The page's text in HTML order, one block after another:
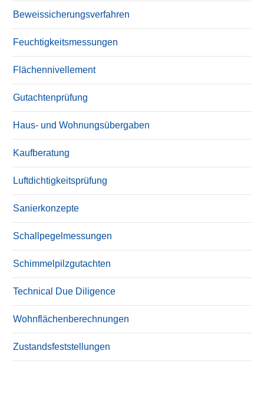
Beweissicherungsverfahren
Feuchtigkeitsmessungen
Flächennivellement
Gutachtenprüfung
Haus- und Wohnungsübergaben
Kaufberatung
Luftdichtigkeitsprüfung
Sanierkonzepte
Schallpegelmessungen
Schimmelpilzgutachten
Technical Due Diligence
Wohnflächenberechnungen
Zustandsfeststellungen